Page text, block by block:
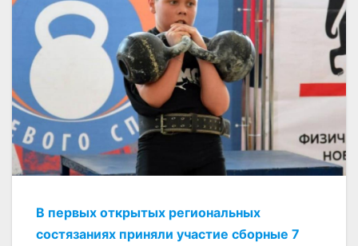
В первых открытых региональных
состязаниях приняли участие сборные 7